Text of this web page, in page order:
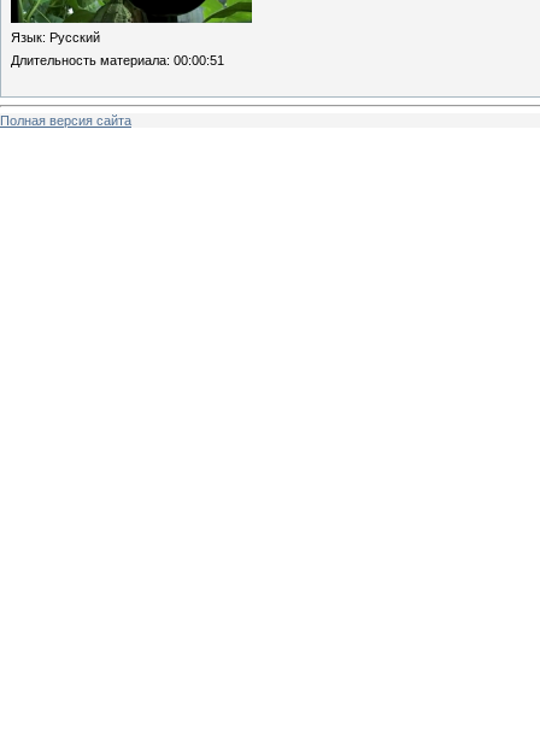
Язык: Русский
Длительность материала: 00:00:51
Полная версия сайта